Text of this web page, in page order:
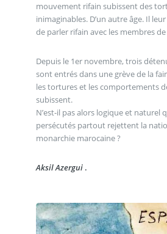
mouvement rifain subissent des
inimaginables. D’un autre âge. Il
de parler rifain avec les membres
Depuis le 1er novembre, trois
sont entrés dans une grève de la
les tortures et les comportements
subissent.
N’est-il pas alors logique et naturel
persécutés partout rejettent la
monarchie marocaine ?
Aksil Azergui.